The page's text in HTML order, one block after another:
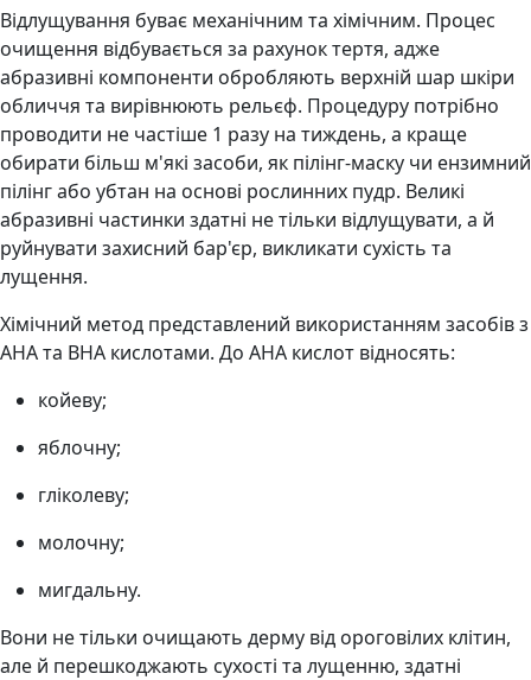
Відлущування буває механічним та хімічним. Процес
очищення відбувається за рахунок тертя, адже
абразивні компоненти обробляють верхній шар шкіри
обличчя та вирівнюють рельєф. Процедуру потрібно
проводити не частіше 1 разу на тиждень, а краще
обирати більш м'які засоби, як пілінг-маску чи ензимний
пілінг або убтан на основі рослинних пудр. Великі
абразивні частинки здатні не тільки відлущувати, а й
руйнувати захисний бар'єр, викликати сухість та
лущення.
Хімічний метод представлений використанням засобів з
AHA та BHA кислотами. До AHA кислот відносять:
койеву;
яблочну;
гліколеву;
молочну;
мигдальну.
Вони не тільки очищають дерму від ороговілих клітин,
але й перешкоджають сухості та лущенню, здатні